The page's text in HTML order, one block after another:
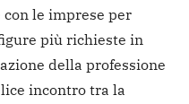
le imprese per
più richieste in
della professione
incontro tra la